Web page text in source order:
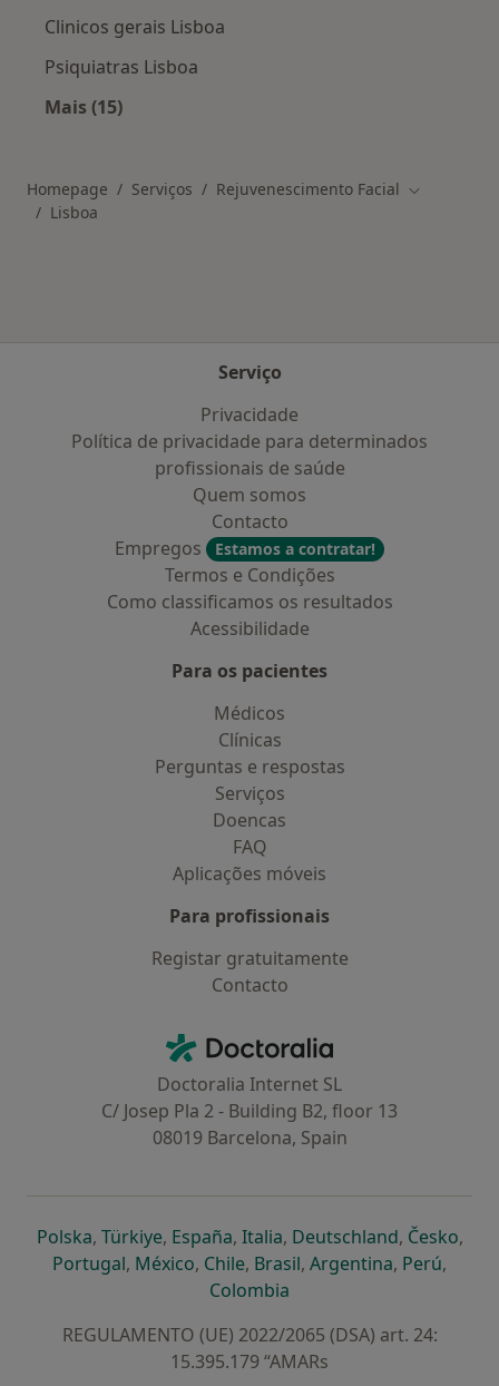
Clinicos gerais Lisboa
Psiquiatras Lisboa
Mais (15)
Homepage Serviços Rejuvenescimento Facial Mudar de
Lisboa
Serviço
Privacidade
Política de privacidade para determinados
profissionais de saúde
Quem somos
Contacto
Empregos
Estamos a contratar!
Termos e Condições
Como classificamos os resultados
Acessibilidade
Para os pacientes
Médicos
Clínicas
Perguntas e respostas
Serviços
Doencas
FAQ
Aplicações móveis
Para profissionais
Registar gratuitamente
Contacto
Doctoralia - Homepage
Doctoralia Internet SL
C/ Josep Pla 2 - Building B2, floor 13
08019 Barcelona, Spain
Polskaabre num novo separador
, Türkiyeabre num novo separador
, Españaabre num novo separador
, Italiaabre num novo
, Deutschlandabre num
, Česko,
Portugalabre num novo separador
, Méxicoabre num novo separador
, Chileabre num novo separador
, Brasilabre num novo
, Argentinaabre num
, Perúabre
,
Colombia
REGULAMENTO (UE) 2022/2065 (DSA) art. 24:
15.395.179 “AMARs